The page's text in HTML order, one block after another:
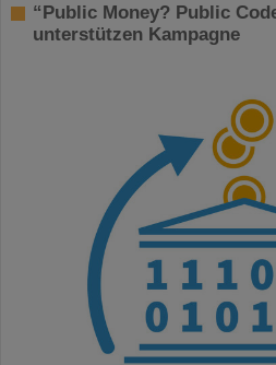
“Public Money? Public
unterstützen Kampagne